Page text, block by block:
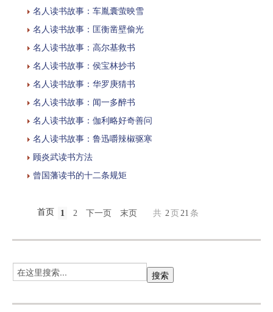
名人读书故事：车胤囊萤映雪
名人读书故事：匡衡凿壁偷光
名人读书故事：高尔基救书
名人读书故事：侯宝林抄书
名人读书故事：华罗庚猜书
名人读书故事：闻一多醉书
名人读书故事：伽利略好奇善问
名人读书故事：鲁迅嚼辣椒驱寒
顾炎武读书方法
曾国藩读书的十二条规矩
首页 1 2 下一页 末页 共 2 页 21 条